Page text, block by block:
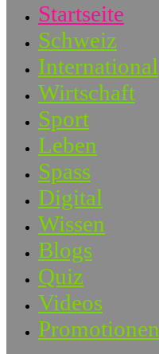
Startseite
Schweiz
International
Wirtschaft
Sport
Leben
Spass
Digital
Wissen
Blogs
Quiz
Videos
Promotionen